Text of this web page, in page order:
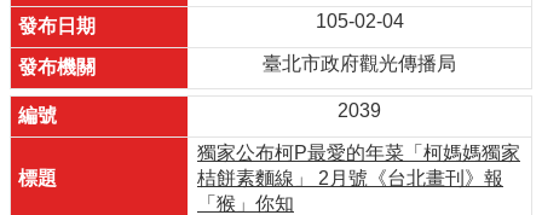
105-02-04
臺北市政府觀光傳播局
2039
獨家公布柯P最愛的年菜「柯媽媽獨家
桔餅素麵線」 2月號《台北畫刊》報
「猴」你知